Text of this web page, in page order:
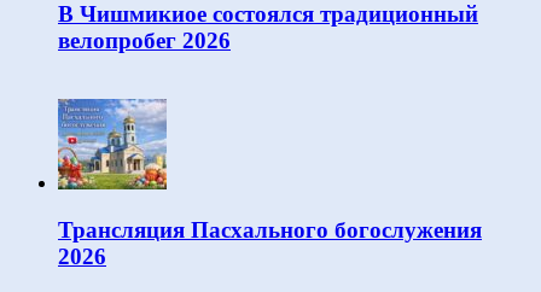
В Чишмикиое состоялся традиционный
велопробег 2026
Трансляция Пасхального богослужения
2026